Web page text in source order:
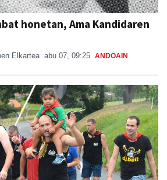
honetan, Ama Kandidaren
Elkartea abu 07, 09:25 ANDOAIN